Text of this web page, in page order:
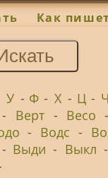
Как
У - Ф - Х - Ц - Ч
- Верт - Весо -
- Водс -
- Выди - Выкл -